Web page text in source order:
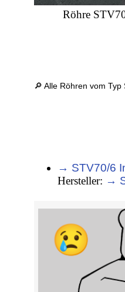
Röhre
🔎 Alle Röhren vom
→ STV70/6
Hersteller: →